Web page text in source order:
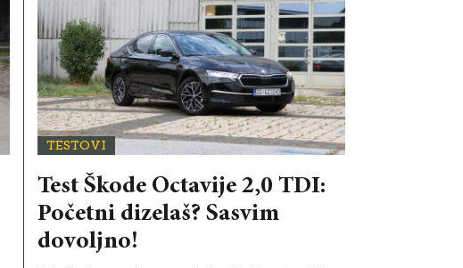
TESTOVI
Test Škode Octavije 2,0 TDI:
Početni dizelaš? Sasvim
dovoljno!